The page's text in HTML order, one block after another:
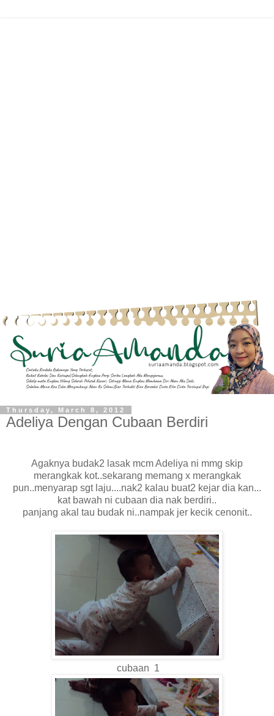
Thursday, March 8, 2012
Adeliya Dengan Cubaan Berdiri
Agaknya budak2 lasak mcm Adeliya ni mmg skip
merangkak kot..sekarang memang x merangkak
pun..menyarap sgt laju....nak2 kalau buat2 kejar dia kan...
kat bawah ni cubaan dia nak berdiri..
panjang akal tau budak ni..nampak jer kecik cenonit..
cubaan 1